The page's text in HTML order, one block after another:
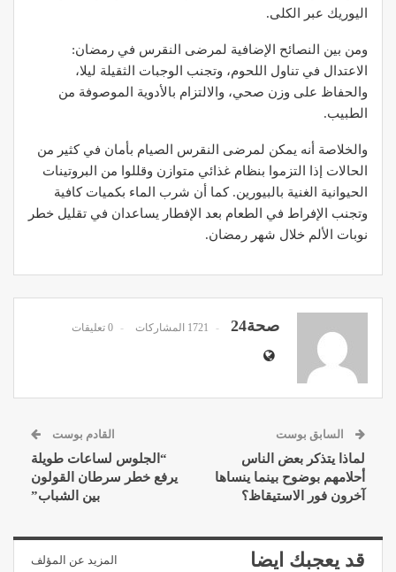
اليوريك عبر الكلى.
ومن بين النصائح الإضافية لمرضى النقرس في رمضان:
الاعتدال في تناول اللحوم، وتجنب الوجبات الثقيلة ليلا،
والحفاظ على وزن صحي، والالتزام بالأدوية الموصوفة من
الطبيب.
والخلاصة أنه يمكن لمرضى النقرس الصيام بأمان في كثير من
الحالات إذا التزموا بنظام غذائي متوازن وقللوا من البروتينات
الحيوانية الغنية بالبيورين. كما أن شرب الماء بكميات كافية
وتجنب الإفراط في الطعام بعد الإفطار يساعدان في تقليل خطر
نوبات الألم خلال شهر رمضان.
صحة24 1721 المشاركات 0 تعليقات
السابق بوست
لماذا يتذكر بعض الناس
أحلامهم بوضوح بينما ينساها
آخرون فور الاستيقاظ؟
القادم بوست
“الجلوس لساعات طويلة
يرفع خطر سرطان القولون
بين الشباب”
قد يعجبك ايضا المزيد عن المؤلف